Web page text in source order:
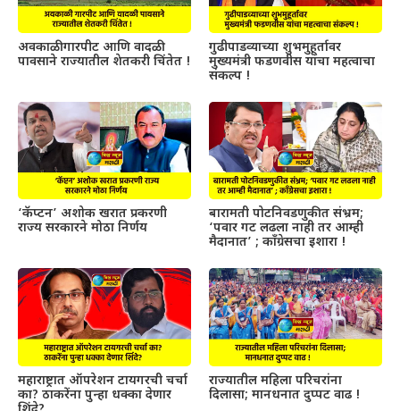
अवकाळी गारपीट आणि वादळी
पावसाने राज्यातील शेतकरी चिंतेत !
गुढीपाडव्याच्या शुभमुहूर्तावर
मुख्यमंत्री फडणवीस यांचा महत्वाचा
संकल्प !
‘कॅप्टन’ अशोक खरात प्रकरणी
राज्य सरकारने मोठा निर्णय
बारामती पोटनिवडणुकीत संभ्रम;
‘पवार गट लढला नाही तर आम्ही
मैदानात’ ; काँग्रेसचा इशारा !
महाराष्ट्रात ऑपरेशन टायगरची चर्चा
का? ठाकरेंना पुन्हा धक्का देणार
राज्यातील महिला परिचरांना
दिलासा; मानधनात दुप्पट वाढ !